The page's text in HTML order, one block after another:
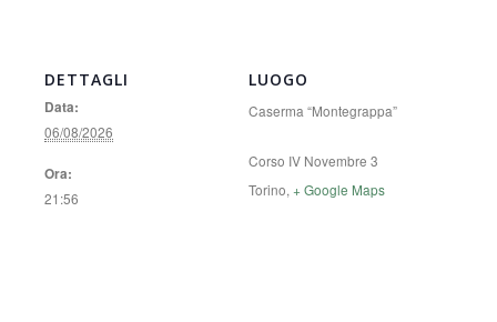
DETTAGLI
Data:
06/08/2026
Ora:
21:56
LUOGO
Caserma “Montegrappa”
Corso IV Novembre 3
Torino, + Google Maps